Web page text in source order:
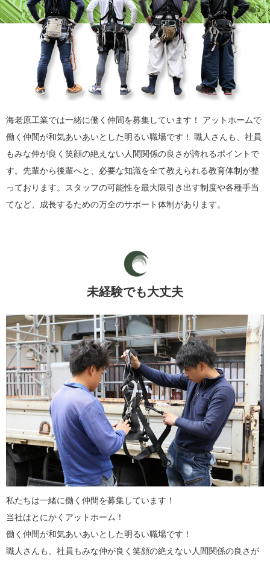
海老原工業では一緒に働く仲間を募集しています！ アットホームで
働く仲間が和気あいあいとした明るい職場です！ 職人さんも、社員
もみな仲が良く笑顔の絶えない人間関係の良さが誇れるポイントで
す。先輩から後輩へと、必要な知識を全て教えられる教育体制が整
っております。スタッフの可能性を最大限引き出す制度や各種手当
てなど、成長するための万全のサポート体制があります。
未経験でも大丈夫
私たちは一緒に働く仲間を募集しています！
当社はとにかくアットホーム！
働く仲間が和気あいあいとした明るい職場です！
職人さんも、社員もみな仲が良く笑顔の絶えない人間関係の良さが